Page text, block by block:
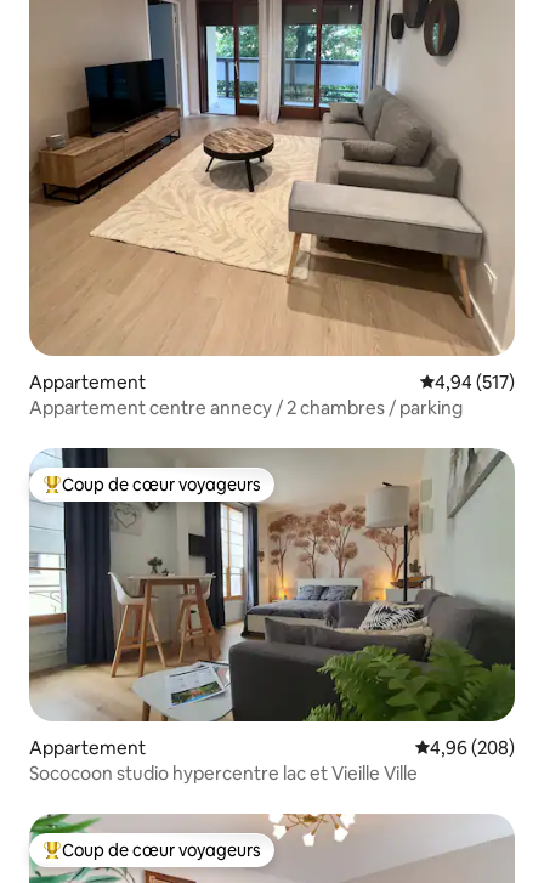
Appartement Évaluation
4,94 (517)
Appartement centre annecy / 2 chambres / parking
Coups de cœur voyageurs les plus appréciés
Coup de cœur voyageurs
Appartement Évaluation
4,96 (208)
Sococoon studio hypercentre lac et Vieille Ville
Coups de cœur voyageurs les plus appréciés
Coup de cœur voyageurs